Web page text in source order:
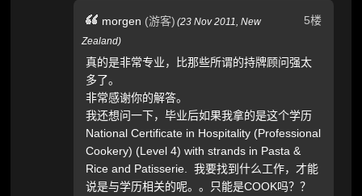
5楼
morgen (游客) (23 Nov 2011,New
Zealand)
真的是非常专业，比那些所谓的持牌顾问强太
多了。
非常感谢你的解答。
我还想问一下，毕业后如果我拿的是这个学历
National Certificate in Hospitality (Professional
Cookery) (Level 4) with strands in Pasta &
Rice and Patisserie. 我要找到什么工作，才能
说是与学历相关的呢。。只能是COOK吗？？